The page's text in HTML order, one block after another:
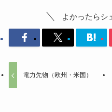
よかったらシ
電力先物（欧州・米国）